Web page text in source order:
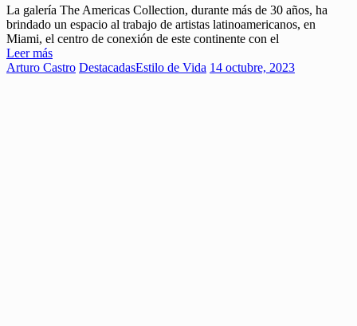
La galería The Americas Collection, durante más de 30 años, ha
brindado un espacio al trabajo de artistas latinoamericanos, en
Miami, el centro de conexión de este continente con el
Leer más
Arturo Castro DestacadasEstilo de Vida 14 octubre, 2023